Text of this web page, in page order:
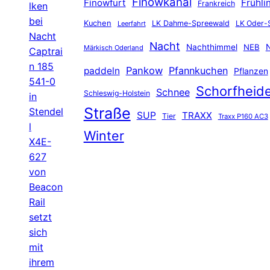
lken
bei
Nacht
Captrai
n 185
541-0
in
Stendel
l
X4E-
627
von
Beacon
Rail
setzt
sich
mit
ihrem
Finowfurt Frankreich
Kuchen Leerfahrt LK Dahme-Spreewald LK Oder-
Märkisch Oderland Nacht Nachthimmel NEB
paddeln Pankow Pfannkuchen Pflanzen
Schleswig-Holstein Schnee
Straße SUP Tier TRAXX Traxx P160 AC3
Winter